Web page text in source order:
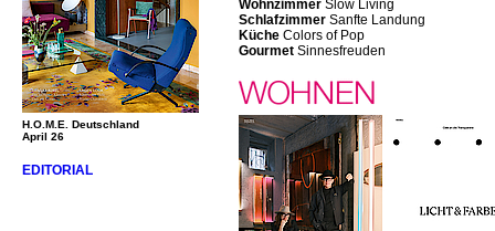
H.O.M.E. Deutschland
April 26
EDITORIAL
Wohnzimmer Slow Living
Schlafzimmer Sanfte Landung
Küche Colors of Pop
Gourmet Sinnesfreuden